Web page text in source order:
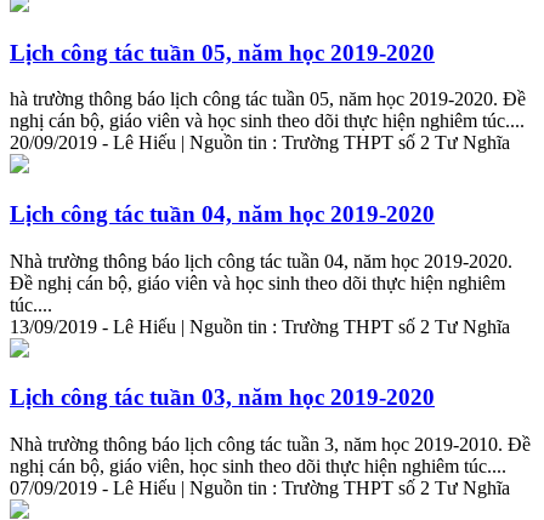
Lịch công tác tuần 05, năm học 2019-2020
hà trường thông báo lịch công tác tuần 05, năm học 2019-2020. Đề
nghị cán bộ, giáo viên và học sinh theo dõi thực hiện nghiêm túc....
20/09/2019 - Lê Hiếu | Nguồn tin : Trường THPT số 2 Tư Nghĩa
Lịch công tác tuần 04, năm học 2019-2020
Nhà trường thông báo lịch công tác tuần 04, năm học 2019-2020.
Đề nghị cán bộ, giáo viên và học sinh theo dõi thực hiện nghiêm
túc....
13/09/2019 - Lê Hiếu | Nguồn tin : Trường THPT số 2 Tư Nghĩa
Lịch công tác tuần 03, năm học 2019-2020
Nhà trường thông báo lịch công tác tuần 3, năm học 2019-2010. Đề
nghị cán bộ, giáo viên, học sinh theo dõi thực hiện nghiêm túc....
07/09/2019 - Lê Hiếu | Nguồn tin : Trường THPT số 2 Tư Nghĩa